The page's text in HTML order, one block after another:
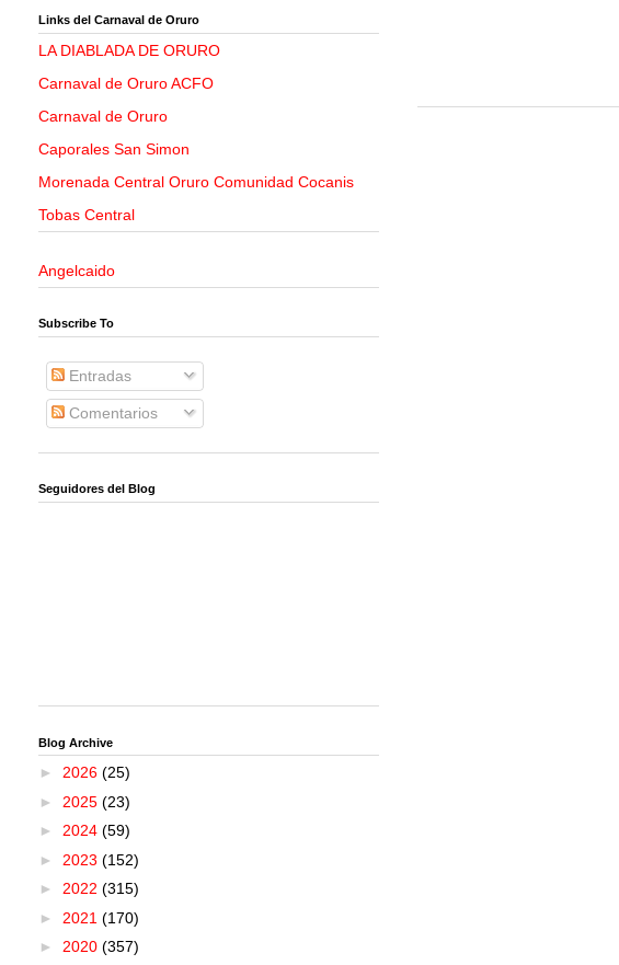
Links del Carnaval de Oruro
LA DIABLADA DE ORURO
Carnaval de Oruro ACFO
Carnaval de Oruro
Caporales San Simon
Morenada Central Oruro Comunidad Cocanis
Tobas Central
Angelcaido
Subscribe To
Entradas
Comentarios
Seguidores del Blog
Blog Archive
► 2026 (25)
► 2025 (23)
► 2024 (59)
► 2023 (152)
► 2022 (315)
► 2021 (170)
► 2020 (357)